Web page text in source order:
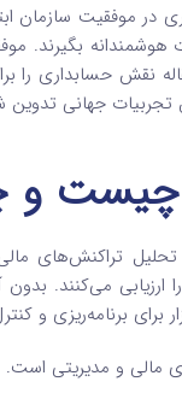
در موفقیت سازمان
بگیرند.
نقش حسابداری را
جهانی تدوین
و
تراکنش‌های
ارزیابی می‌کنند.
برای برنامه‌ریزی و
مالی و مدیریتی است.